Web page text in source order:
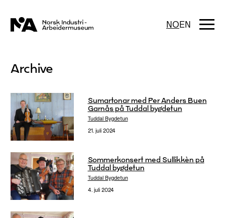
innhold
NOEN
Archive
Sumartonar med Per Anders Buen
Garnås på Tuddal bygdetun
Tuddal Bygdetun
21. juli 2024
Sommerkonsert med Sullikkèn på
Tuddal bygdetun
Tuddal Bygdetun
4. juli 2024